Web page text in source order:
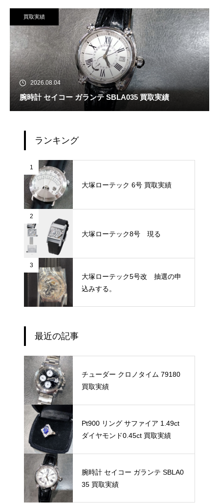
買取実績
2026.08.04
腕時計 セイコー ガランテ SBLA035 買取実績
ランキング
1
大塚ローテック 6号 買取実績
2
大塚ローテック8号 現る
3
大塚ローテック5号改 抽選の申
込みする。
最近の記事
チューダー クロノタイム 79180
買取実績
Pt900 リング サファイア 1.49ct
ダイヤモンド0.45ct 買取実績
腕時計 セイコー ガランテ SBLA0
35 買取実績